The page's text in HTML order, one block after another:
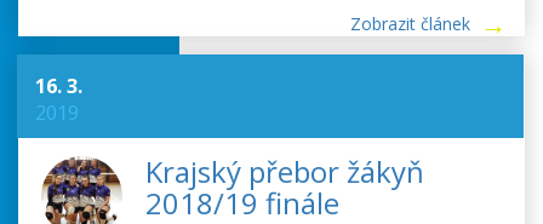
Zobrazit článek
16. 3.
2019
Krajský přebor žákyň
2018/19 finále